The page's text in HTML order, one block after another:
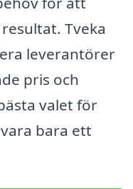
Tveka
leverantörer
pris och
valet för
bara ett